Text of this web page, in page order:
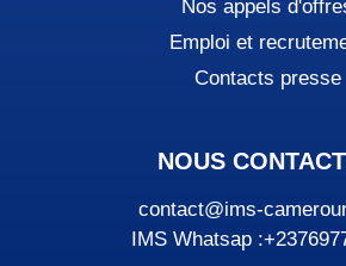
Nos appels
Emploi et
Contacts presse
NOUS
contact@ims-
IMS Whatsap